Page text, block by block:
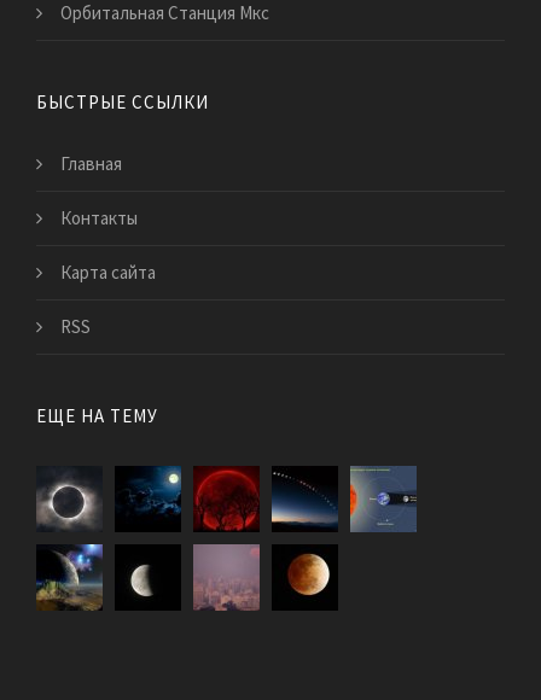
Орбитальная Станция Мкс
БЫСТРЫЕ ССЫЛКИ
Главная
Контакты
Карта сайта
RSS
ЕЩЕ НА ТЕМУ